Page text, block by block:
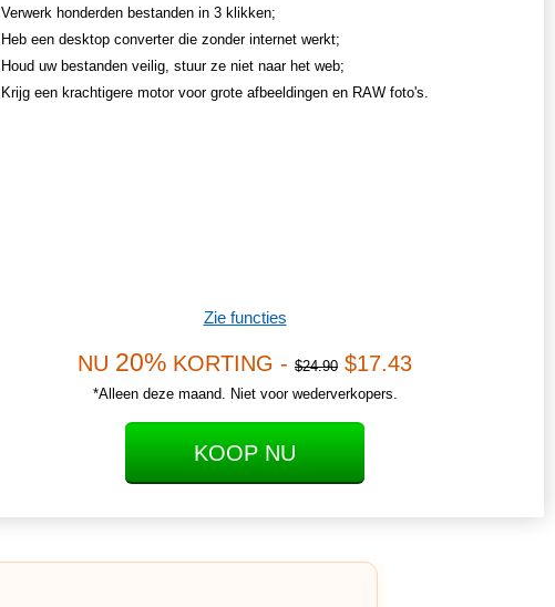
Verwerk honderden bestanden in 3 klikken;
Heb een desktop converter die zonder internet werkt;
Houd uw bestanden veilig, stuur ze niet naar het web;
Krijg een krachtigere motor voor grote afbeeldingen en RAW foto's.
Zie functies
NU 20% KORTING - $24.90 $17.43
*Alleen deze maand. Niet voor wederverkopers.
KOOP NU